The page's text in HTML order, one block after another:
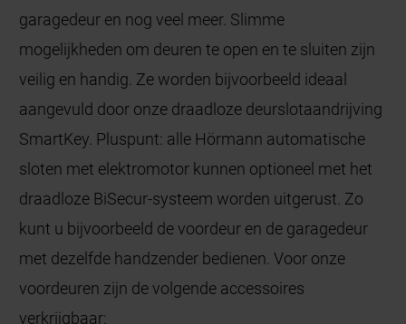
garagedeur en nog veel meer. Slimme
mogelijkheden om deuren te open en te sluiten zijn
veilig en handig. Ze worden bijvoorbeeld ideaal
aangevuld door onze draadloze deurslotaandrijving
SmartKey. Pluspunt: alle Hörmann automatische
sloten met elektromotor kunnen optioneel met het
draadloze BiSecur-systeem worden uitgerust. Zo
kunt u bijvoorbeeld de voordeur en de garagedeur
met dezelfde handzender bedienen. Voor onze
voordeuren zijn de volgende accessoires
verkrijgbaar: